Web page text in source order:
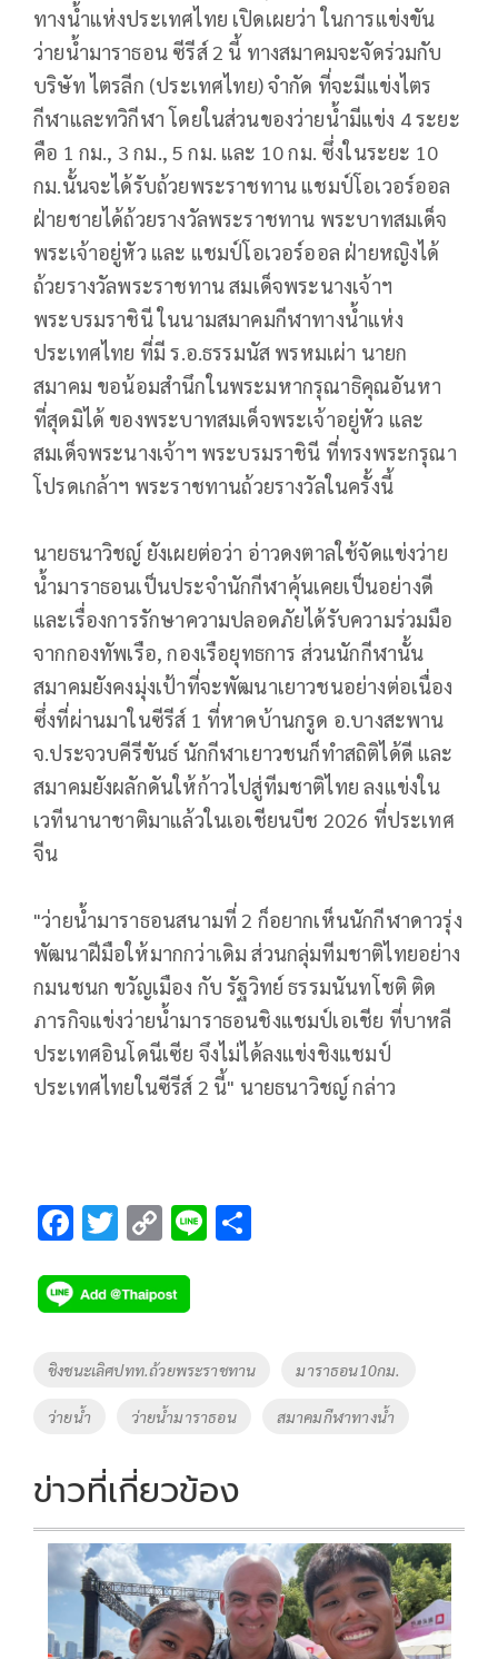
ทางน้ำแห่งประเทศไทย เปิดเผยว่า ในการแข่งขัน
ว่ายน้ำมาราธอน ซีรีส์ 2 นี้ ทางสมาคมจะจัดร่วมกับ
บริษัท ไตรลีก (ประเทศไทย) จำกัด ที่จะมีแข่งไตร
กีฬาและทวิกีฬา โดยในส่วนของว่ายน้ำมีแข่ง 4 ระยะ
คือ 1 กม., 3 กม., 5 กม. และ 10 กม. ซึ่งในระยะ 10
กม.นั้นจะได้รับถ้วยพระราชทาน แชมป์โอเวอร์ออล
ฝ่ายชายได้ถ้วยรางวัลพระราชทาน พระบาทสมเด็จ
พระเจ้าอยู่หัว และ แชมป์โอเวอร์ออล ฝ่ายหญิงได้
ถ้วยรางวัลพระราชทาน สมเด็จพระนางเจ้าฯ
พระบรมราชินี ในนามสมาคมกีฬาทางน้ำแห่ง
ประเทศไทย ที่มี ร.อ.ธรรมนัส พรหมเผ่า นายก
สมาคม ขอน้อมสำนึกในพระมหากรุณาธิคุณอันหา
ที่สุดมิได้ ของพระบาทสมเด็จพระเจ้าอยู่หัว และ
สมเด็จพระนางเจ้าฯ พระบรมราชินี ที่ทรงพระกรุณา
โปรดเกล้าฯ พระราชทานถ้วยรางวัลในครั้งนี้
นายธนาวิชญ์ ยังเผยต่อว่า อ่าวดงตาลใช้จัดแข่งว่าย
น้ำมาราธอนเป็นประจำนักกีฬาคุ้นเคยเป็นอย่างดี
และเรื่องการรักษาความปลอดภัยได้รับความร่วมมือ
จากกองทัพเรือ, กองเรือยุทธการ ส่วนนักกีฬานั้น
สมาคมยังคงมุ่งเป้าที่จะพัฒนาเยาวชนอย่างต่อเนื่อง
ซึ่งที่ผ่านมาในซีรีส์ 1 ที่หาดบ้านกรูด อ.บางสะพาน
จ.ประจวบคีรีขันธ์ นักกีฬาเยาวชนก็ทำสถิติได้ดี และ
สมาคมยังผลักดันให้ก้าวไปสู่ทีมชาติไทย ลงแข่งใน
เวทีนานาชาติมาแล้วในเอเชียนบีช 2026 ที่ประเทศ
จีน
"ว่ายน้ำมาราธอนสนามที่ 2 ก็อยากเห็นนักกีฬาดาวรุ่ง
พัฒนาฝีมือให้มากกว่าเดิม ส่วนกลุ่มทีมชาติไทยอย่าง
กมนชนก ขวัญเมือง กับ รัฐวิทย์ ธรรมนันทโชติ ติด
ภารกิจแข่งว่ายน้ำมาราธอนชิงแชมป์เอเชีย ที่บาหลี
ประเทศอินโดนีเซีย จึงไม่ได้ลงแข่งชิงแชมป์
ประเทศไทยในซีรีส์ 2 นี้" นายธนาวิชญ์ กล่าว
F
e
b
o
o
k
T
tt
er
C
p
y
Li
n
k
Li
Tags
ชิงชนะเลิศปทท.ถ้วยพระราชทาน มาราธอน10กม.
ว่ายน้ำ ว่ายน้ำมาราธอน สมาคมกีฬาทางน้ำ
ข่าวที่เกี่ยวข้อง